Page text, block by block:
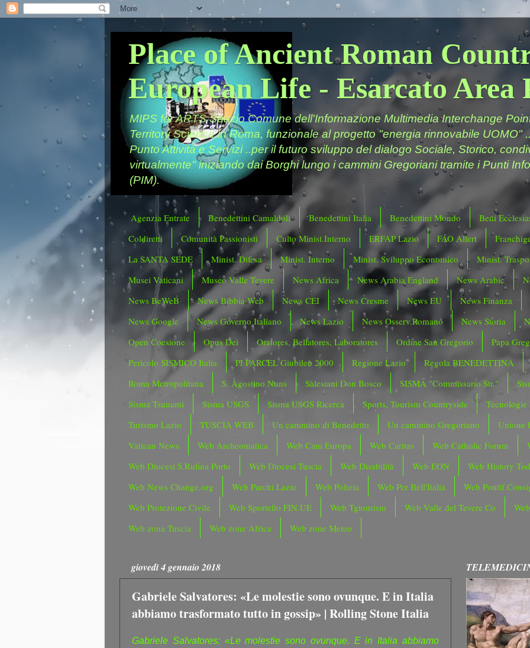
Place of Ancient Roman
European Life - Esarcato Area
MIPS for ARTS Spazio Comune dell'Informazione Multimedia Interchange
Territory Science in Roma, funzionale al progetto "energia rinnovabile UOMO"
Punto Attività e Servizi ..per il futuro sviluppo del dialogo Sociale, Storico,
virtualmente" iniziando dai Borghi lungo i cammini Gregoriani tramite i Punti
(PIM).
Agenzia Entrate Benedettini Camaldoli Benedettini Italia Benedettini Mondo
Beni
Coldiretti
Comunità Passionisti Culto Minist.Interno ERFAP Lazio FAO Allert
La SANTA SEDE
Minist. Difesa Minist. Interno Minist. Sviluppo Economico
Minist.
Musei Vaticani
Museo Valle Tevere News Africa News Arabia England News Arabic
News BeWeB
News Bibbia Web News CEI News Cresme News EU
News Finanza
News Google
News Governo Italiano News Lazio News Osserv.Romano News Storia
Open Coesione
Opus Dei Oratores, Bellatores, Laboratores Ordine San Gregorio
Papa
Pericolo SISMICO Italia
PJ PARCEL Giubileo 2000 Regione Lazio
Regola BENEDETTINA
Roma Metropolitana
S. Agostino Nuns Salesiani Don Bosco SISMA "Commissario Str."
Sisma Tsunami
Sisma USGS Sisma USGS Ricerca Sports, Tourism Countryside
Tecnologie
Turismo Lazio
TUSCIA WEB Un cammino di Benedetto Un cammino Gregoriano
Unione
Vatican News
Web Archeomatica Web Cam Europa Web Caritas Web Catholic Forum
Web Diocesi S.Rufina Porto
Web Diocesi Tuscia Web Disabilità Web EON
Web History
Web News Change.org
Web Parchi Lazio Web Polizia Web Per Bell'Italia
Web
Web Protezione Civile
Web Sportello FIN.UE Web Tgtourism Web Valle del Tevere Co
Web zona Tuscia
Web zone Africa Web zone Meteo
giovedì 4 gennaio 2018
Gabriele Salvatores: «Le molestie sono ovunque. E in Italia
abbiamo trasformato tutto in gossip» | Rolling Stone Italia
Gabriele Salvatores: «Le molestie sono ovunque. E in Italia abbiamo